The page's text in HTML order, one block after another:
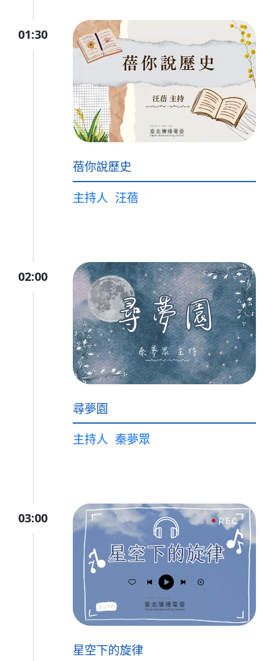
01:30
蓓你說歷史
主持人 汪蓓
02:00
尋夢園
主持人 秦夢眾
03:00
星空下的旋律